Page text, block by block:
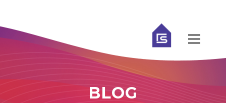
BLOG